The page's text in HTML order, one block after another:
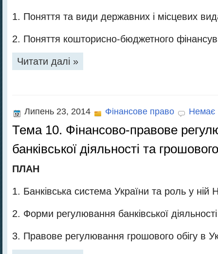
1. Поняття та види державних і місцевих
2. Поняття кошторисно-бюджетного
Читати далі »
Липень 23, 2014 Фінансове право Немає
Тема 10. Фінансово-правове
банківської діяльності та
ПЛАН
1. Банківська система України та роль у ній
2. Форми регулювання банківської діяльності
3. Правове регулювання грошового обігу в